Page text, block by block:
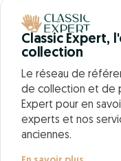
Classic Expert,
collection
Le réseau de
de collection et de
Expert pour en
experts et nos
anciennes.